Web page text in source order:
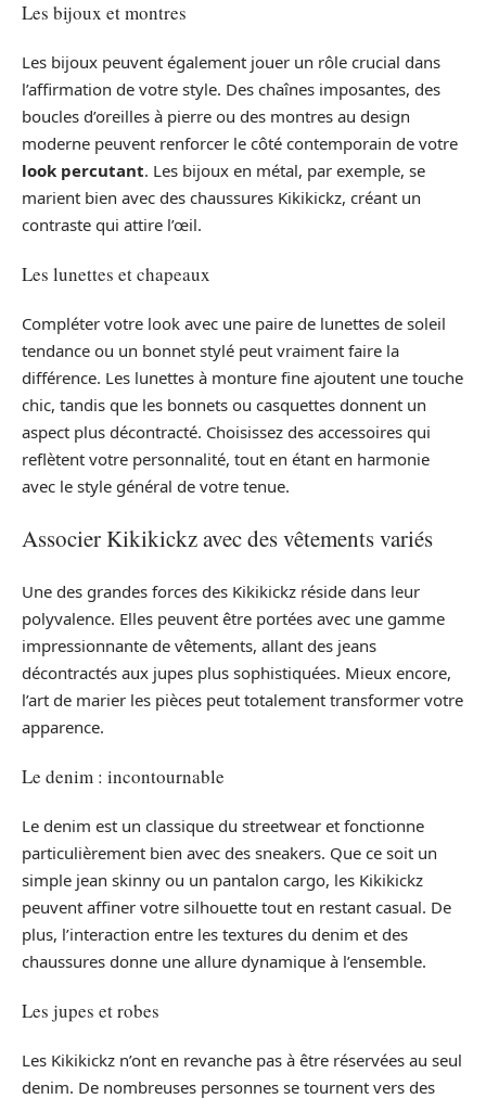
Les bijoux et montres
Les bijoux peuvent également jouer un rôle crucial dans
l’affirmation de votre style. Des chaînes imposantes, des
boucles d’oreilles à pierre ou des montres au design
moderne peuvent renforcer le côté contemporain de votre
look percutant. Les bijoux en métal, par exemple, se
marient bien avec des chaussures Kikikickz, créant un
contraste qui attire l’œil.
Les lunettes et chapeaux
Compléter votre look avec une paire de lunettes de soleil
tendance ou un bonnet stylé peut vraiment faire la
différence. Les lunettes à monture fine ajoutent une touche
chic, tandis que les bonnets ou casquettes donnent un
aspect plus décontracté. Choisissez des accessoires qui
reflètent votre personnalité, tout en étant en harmonie
avec le style général de votre tenue.
Associer Kikikickz avec des vêtements variés
Une des grandes forces des Kikikickz réside dans leur
polyvalence. Elles peuvent être portées avec une gamme
impressionnante de vêtements, allant des jeans
décontractés aux jupes plus sophistiquées. Mieux encore,
l’art de marier les pièces peut totalement transformer votre
apparence.
Le denim : incontournable
Le denim est un classique du streetwear et fonctionne
particulièrement bien avec des sneakers. Que ce soit un
simple jean skinny ou un pantalon cargo, les Kikikickz
peuvent affiner votre silhouette tout en restant casual. De
plus, l’interaction entre les textures du denim et des
chaussures donne une allure dynamique à l’ensemble.
Les jupes et robes
Les Kikikickz n’ont en revanche pas à être réservées au seul
denim. De nombreuses personnes se tournent vers des